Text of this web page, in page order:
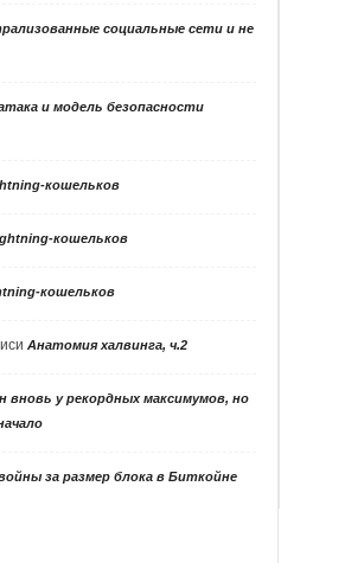
социальные сети и не
и модель безопасности
кошельков
кошельков
кошельков
Анатомия халвинга, ч.2
вновь у рекордных максимумов, но
за размер блока в Биткойне